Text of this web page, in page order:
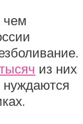
чем
из них
нуждаются